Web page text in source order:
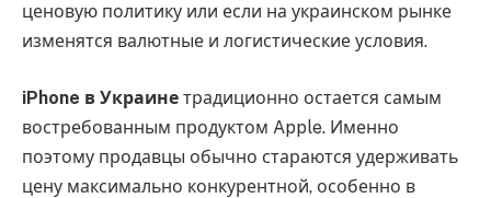
ценовую политику или если на украинском рынке
изменятся валютные и логистические условия.
iPhone в Украине традиционно остается самым
востребованным продуктом Apple. Именно
поэтому продавцы обычно стараются удерживать
цену максимально конкурентной, особенно в